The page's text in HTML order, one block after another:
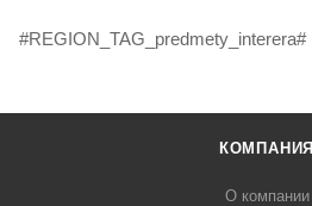
#REGION_TAG_predmety_interera#
КОМПАНИЯ
О компании